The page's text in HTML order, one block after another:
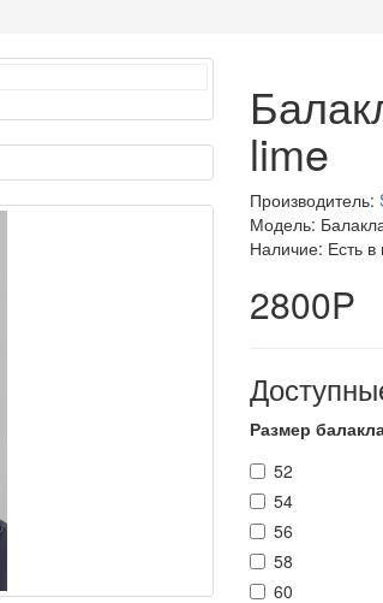
lime
Производитель:
Модель:
Наличие: Есть в
2800P
Размер
52
54
56
58
60